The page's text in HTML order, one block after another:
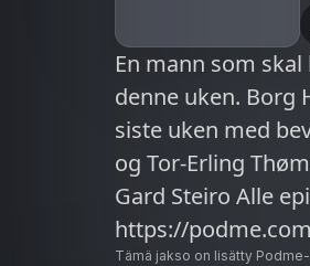
En mann som
denne uken. Borg
siste uken med bevisførsel i
og Tor-Erling
Gard Steiro Alle episodene fra rettssaken:
https://
Tämä jakso on lisätty